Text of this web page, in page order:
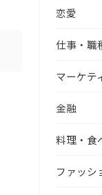
恋愛
仕事・職
マーケテ
金融
料理・食
ファッシ